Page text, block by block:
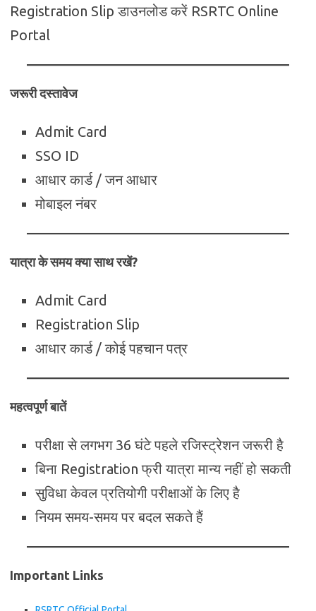
Registration Slip डाउनलोड करें RSRTC Online
Portal
जरूरी दस्तावेज
Admit Card
SSO ID
आधार कार्ड / जन आधार
मोबाइल नंबर
यात्रा के समय क्या साथ रखें?
Admit Card
Registration Slip
आधार कार्ड / कोई पहचान पत्र
महत्वपूर्ण बातें
परीक्षा से लगभग 36 घंटे पहले रजिस्ट्रेशन जरूरी है
बिना Registration फ्री यात्रा मान्य नहीं हो सकती
सुविधा केवल प्रतियोगी परीक्षाओं के लिए है
नियम समय-समय पर बदल सकते हैं
Important Links